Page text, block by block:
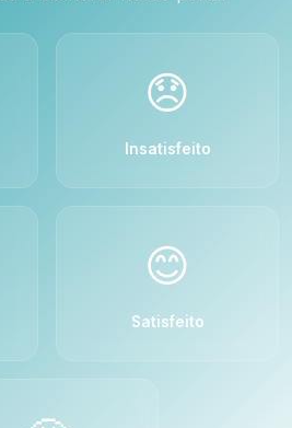
😞
Insatisfeito
😊
Satisfeito